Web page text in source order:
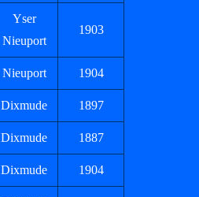
Yser
Nieuport
1903
Nieuport 1904
Dixmude 1897
Dixmude 1887
Dixmude 1904